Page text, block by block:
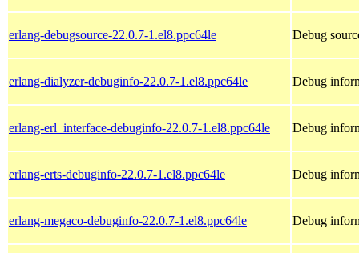
erlang-debugsource-22.0.7-1.el8.ppc64le Debug
erlang-dialyzer-debuginfo-22.0.7-1.el8.ppc64le Debug
erlang-erl_interface-debuginfo-22.0.7-1.el8.ppc64le Debug
erlang-erts-debuginfo-22.0.7-1.el8.ppc64le Debug
erlang-megaco-debuginfo-22.0.7-1.el8.ppc64le Debug